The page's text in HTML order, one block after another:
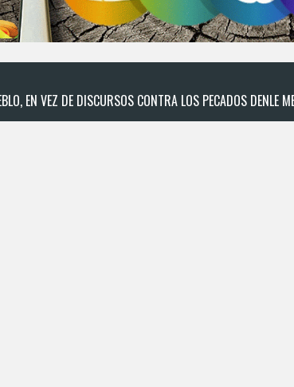
EN VEZ DE DISCURSOS CONTRA LOS PECADOS DENLE